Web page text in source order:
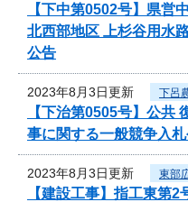
【下中第0502号】県
北西部地区 上杉谷用水
公告
2023年8月3日更新 下呂
【下治第0505号】公
事に関する一般競争入
2023年8月3日更新 東部
【建設工事】指工東第